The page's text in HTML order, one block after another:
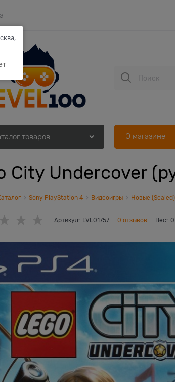
товаров О магазине
City Undercover
Sony PlayStation 4 Видеоигры Новые (Sealed)
Артикул: LVL01757 0 отзывов Вес: